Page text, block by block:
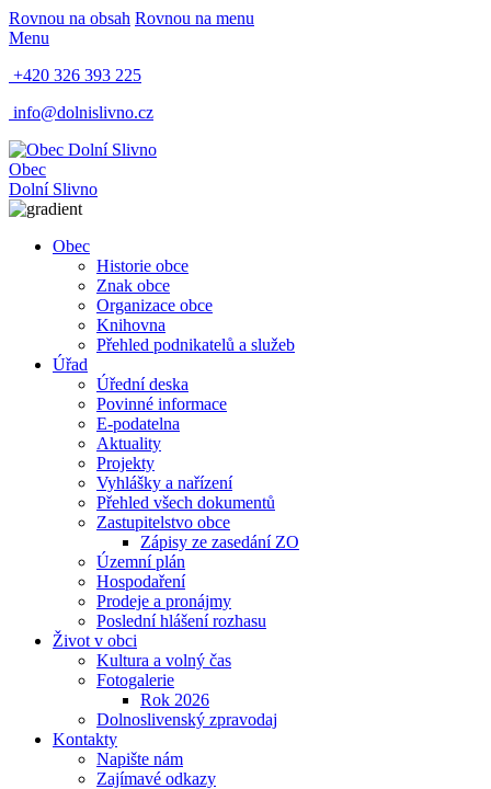
Rovnou na obsah Rovnou na menu
Menu
+420 326 393 225
info@dolnislivno.cz
Obec
Dolní Slivno
Obec
Historie obce
Znak obce
Organizace obce
Knihovna
Přehled podnikatelů a služeb
Úřad
Úřední deska
Povinné informace
E-podatelna
Aktuality
Projekty
Vyhlášky a nařízení
Přehled všech dokumentů
Zastupitelstvo obce
Zápisy ze zasedání ZO
Územní plán
Hospodaření
Prodeje a pronájmy
Poslední hlášení rozhasu
Život v obci
Kultura a volný čas
Fotogalerie
Rok 2026
Dolnoslivenský zpravodaj
Kontakty
Napište nám
Zajímavé odkazy